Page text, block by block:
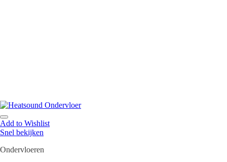
Add to Wishlist
Snel bekijken
Ondervloeren